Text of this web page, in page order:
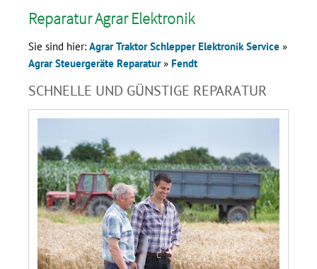
Reparatur Agrar Elektronik
Sie sind hier: Agrar Traktor Schlepper Elektronik Service »
Agrar Steuergeräte Reparatur» Fendt
SCHNELLE UND GÜNSTIGE REPARATUR